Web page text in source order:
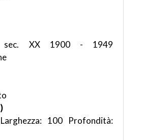
sec. XX 1900 - 1949
100 Profondità: